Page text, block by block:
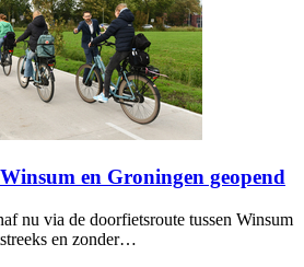
en Groningen geopend
nu via de doorfietsroute tussen Winsum
en zonder…